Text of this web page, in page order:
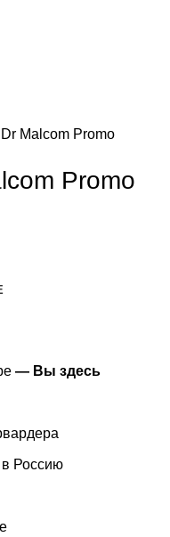
Malcom Promo
Promo
— Вы здесь
в Россию